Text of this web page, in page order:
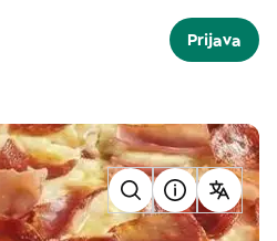
Prijava